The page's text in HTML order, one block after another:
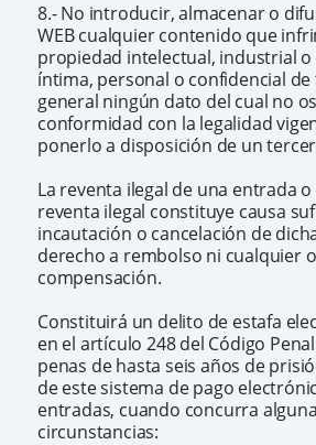
8.- No introducir, almacenar o
WEB cualquier contenido que
propiedad intelectual, industrial
íntima, personal o confidencial
general ningún dato del cual no
conformidad con la legalidad
ponerlo a disposición de un
La reventa ilegal de una entrada
reventa ilegal constituye causa
incautación o cancelación de
derecho a rembolso ni cualquier
compensación.
Constituirá un delito de estafa
en el artículo 248 del Código
penas de hasta seis años de
de este sistema de pago
entradas, cuando concurra
circunstancias: